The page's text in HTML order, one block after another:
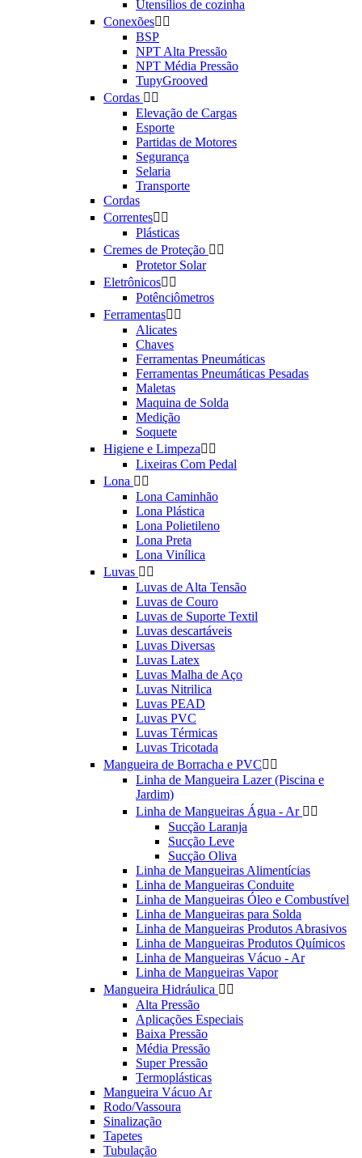
Utensílios de cozinha
Conexões 
BSP
NPT Alta Pressão
NPT Média Pressão
TupyGrooved
Cordas  
Elevação de Cargas
Esporte
Partidas de Motores
Segurança
Selaria
Transporte
Cordas
Correntes 
Plásticas
Cremes de Proteção  
Protetor Solar
Eletrônicos 
Potênciômetros
Ferramentas 
Alicates
Chaves
Ferramentas Pneumáticas
Ferramentas Pneumáticas Pesadas
Maletas
Maquina de Solda
Medição
Soquete
Higiene e Limpeza 
Lixeiras Com Pedal
Lona  
Lona Caminhão
Lona Plástica
Lona Polietileno
Lona Preta
Lona Vinílica
Luvas  
Luvas de Alta Tensão
Luvas de Couro
Luvas de Suporte Textil
Luvas descartáveis
Luvas Diversas
Luvas Latex
Luvas Malha de Aço
Luvas Nitrilica
Luvas PEAD
Luvas PVC
Luvas Térmicas
Luvas Tricotada
Mangueira de Borracha e PVC 
Linha de Mangueira Lazer (Piscina e
Jardim)
Linha de Mangueiras Água - Ar  
Sucção Laranja
Sucção Leve
Sucção Oliva
Linha de Mangueiras Alimentícias
Linha de Mangueiras Conduite
Linha de Mangueiras Óleo e Combustível
Linha de Mangueiras para Solda
Linha de Mangueiras Produtos Abrasivos
Linha de Mangueiras Produtos Químicos
Linha de Mangueiras Vácuo - Ar
Linha de Mangueiras Vapor
Mangueira Hidráulica  
Alta Pressão
Aplicações Especiais
Baixa Pressão
Média Pressão
Super Pressão
Termoplásticas
Mangueira Vácuo Ar
Rodo/Vassoura
Sinalização
Tapetes
Tubulação